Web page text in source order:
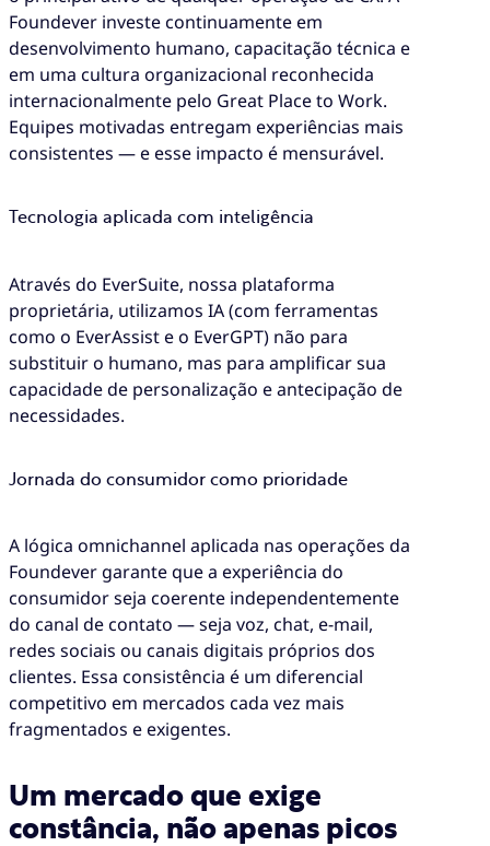
Foundever investe continuamente em
desenvolvimento humano, capacitação técnica e
em uma cultura organizacional reconhecida
internacionalmente pelo Great Place to Work.
Equipes motivadas entregam experiências mais
consistentes — e esse impacto é mensurável.
Tecnologia aplicada com inteligência
Através do EverSuite, nossa plataforma
proprietária, utilizamos IA (com ferramentas
como o EverAssist e o EverGPT) não para
substituir o humano, mas para amplificar sua
capacidade de personalização e antecipação de
necessidades.
Jornada do consumidor como prioridade
A lógica omnichannel aplicada nas operações da
Foundever garante que a experiência do
consumidor seja coerente independentemente
do canal de contato — seja voz, chat, e-mail,
redes sociais ou canais digitais próprios dos
clientes. Essa consistência é um diferencial
competitivo em mercados cada vez mais
fragmentados e exigentes.
Um mercado que exige
constância, não apenas picos